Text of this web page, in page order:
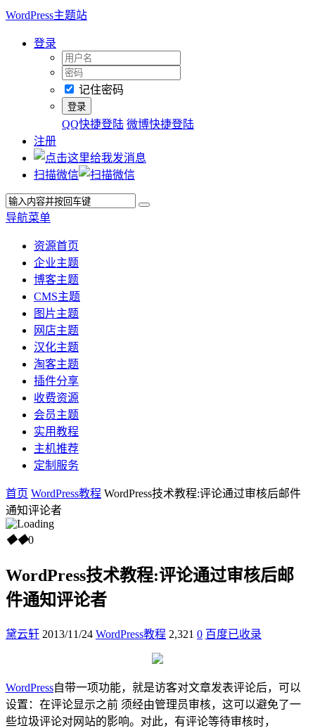
WordPress主题站
登录
记住密码
QQ快捷登陆 微博快捷登陆
注册
扫描微信
导航菜单
资源首页
企业主题
博客主题
CMS主题
图片主题
网店主题
汉化主题
淘客主题
插件分享
收费资源
会员主题
实用教程
主机推荐
定制服务
首页 WordPress教程 WordPress技术教程:评论通过审核后邮件
通知评论者
◆◆0
WordPress技术教程:评论通过审核后邮
件通知评论者
黛云轩 2013/11/24 WordPress教程 2,321 0 百度已收录
WordPress自带一项功能，就是访客对文章发表评论后，可以
设置：在评论显示之前 须经由管理员审核，这可以避免了一
些垃圾评论对网站的影响。对此，有评论等待审核时，